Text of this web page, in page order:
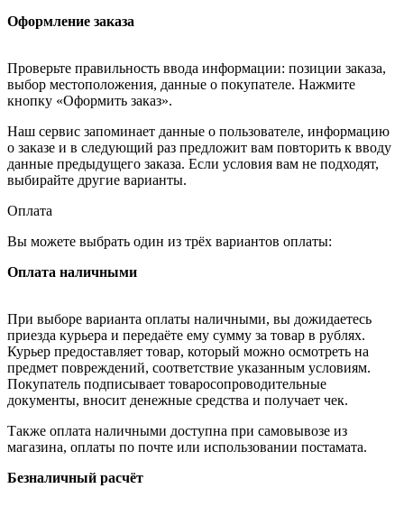
Оформление заказа
Проверьте правильность ввода информации: позиции заказа,
выбор местоположения, данные о покупателе. Нажмите
кнопку «Оформить заказ».
Наш сервис запоминает данные о пользователе, информацию
о заказе и в следующий раз предложит вам повторить к вводу
данные предыдущего заказа. Если условия вам не подходят,
выбирайте другие варианты.
Оплата
Вы можете выбрать один из трёх вариантов оплаты:
Оплата наличными
При выборе варианта оплаты наличными, вы дожидаетесь
приезда курьера и передаёте ему сумму за товар в рублях.
Курьер предоставляет товар, который можно осмотреть на
предмет повреждений, соответствие указанным условиям.
Покупатель подписывает товаросопроводительные
документы, вносит денежные средства и получает чек.
Также оплата наличными доступна при самовывозе из
магазина, оплаты по почте или использовании постамата.
Безналичный расчёт